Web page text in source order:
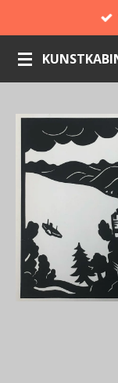
direct
naar
de